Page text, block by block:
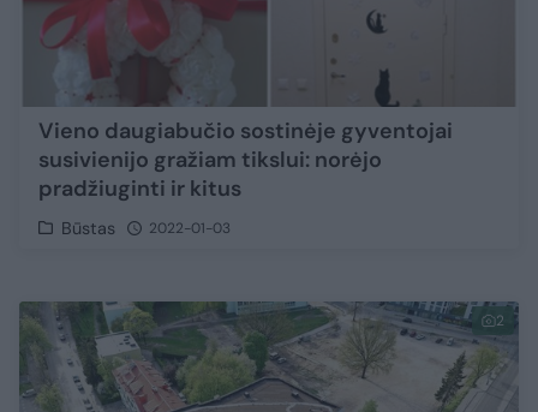
Vieno daugiabučio sostinėje gyventojai
susivienijo gražiam tikslui: norėjo
pradžiuginti ir kitus
Būstas 2022-01-03
2